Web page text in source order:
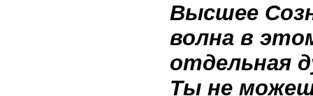
Высшее
волна в
отдельная
Ты не